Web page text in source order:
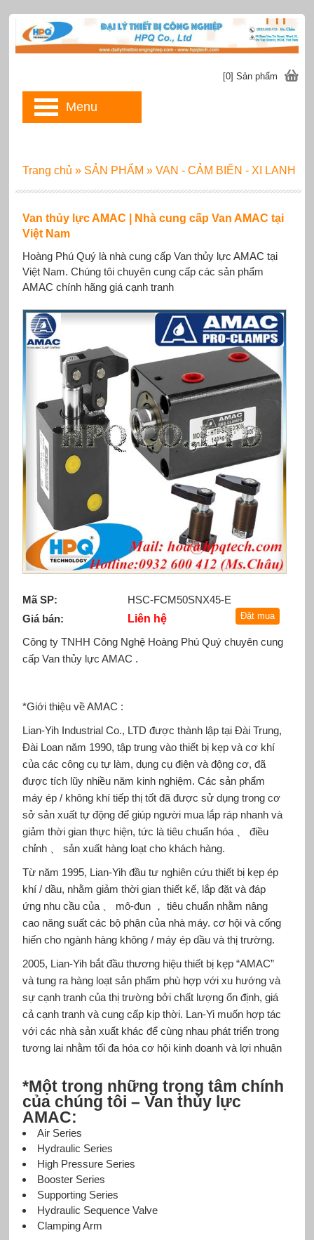
Van thủy lực AMAC | Nhà cung cấp Van AMAC tại
Việt Nam
Hoàng Phú Quý là nhà cung cấp Van thủy lực AMAC tại
Việt Nam. Chúng tôi chuyên cung cấp các sản phẩm
AMAC chính hãng giá cạnh tranh
Mã SP:
HSC-FCM50SNX45-E
Giá bán:
Liên hệ
Công ty TNHH Công Nghệ Hoàng Phú Quý chuyên cung
cấp Van thủy lực AMAC .
*Giới thiệu vềAMAC :
Lian-Yih Industrial Co., LTD được thành lập tại Đài Trung,
Đài Loan năm 1990, tập trung vào thiết bị kẹp và cơ khí
của các công cụ tự làm, dụng cụ điện và động cơ, đã
được tích lũy nhiều năm kinh nghiệm. Các sản phẩm
máy ép / không khí tiếp thị tốt đã được sử dụng trong cơ
sở sản xuất tự động để giúp người mua lắp ráp nhanh và
giảm thời gian thực hiện, tức là tiêu chuẩn hóa 、 điều
chỉnh 、 sản xuất hàng loạt cho khách hàng.
Từ năm 1995, Lian-Yih đầu tư nghiên cứu thiết bị kẹp ép
khí / dầu, nhằm giảm thời gian thiết kế, lắp đặt và đáp
ứng nhu cầu của 、 mô-đun ， tiêu chuẩn nhằm nâng
cao năng suất các bộ phận của nhà máy. cơ hội và cống
hiến cho ngành hàng không / máy ép dầu và thị trường.
2005, Lian-Yih bắt đầu thương hiệu thiết bị kẹp “AMAC”
và tung ra hàng loạt sản phẩm phù hợp với xu hướng và
sự cạnh tranh của thị trường bởi chất lượng ổn định, giá
cả cạnh tranh và cung cấp kịp thời. Lan-Yi muốn hợp tác
với các nhà sản xuất khác để cùng nhau phát triển trong
tương lai nhằm tối đa hóa cơ hội kinh doanh và lợi nhuận
*Một trong những trọng tâm chính
của chúng tôi – Van thủy lực
AMAC:
Air Series
Hydraulic Series
High Pressure Series
Booster Series
Supporting Series
Hydraulic Sequence Valve
Clamping Arm
Trang chủ » SẢN PHẨM » VAN - CẢM BIẾN - XI LANH
[0] Sản phẩm
Menu